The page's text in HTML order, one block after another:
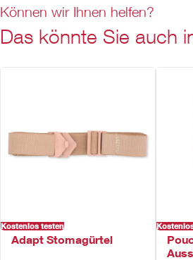
Waschbar
Können wir Ihnen helfen?
Das könnte Sie auch
Kostenlos testen
Adapt Stomagürtel